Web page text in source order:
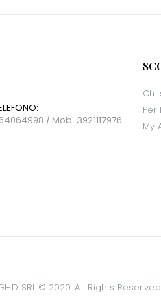
/ Mob. 3921117976
Chi
Per
My
SRL © 2020. All Rights Reserved